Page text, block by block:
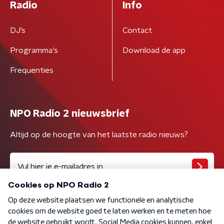
Radio
DJ’s
Programma's
Frequenties
Info
Contact
Download de app
NPO Radio 2 nieuwsbrief
Altijd op de hoogte van het laatste radio nieuws?